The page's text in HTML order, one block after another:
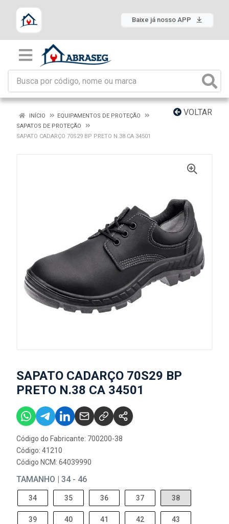
Baixe já nosso APP
VOLTAR
INÍCIO
EQUIPAMENTOS DE PROTEÇÃO
SAPATOS DE PROTEÇÃO
SAPATO CADARÇO 70S29 BP PRETO N.38 CA 34501
SAPATO CADARÇO 70S29 BP
PRETO N.38 CA 34501
Código do Fabricante: 700200-38
Código: 41210
Código NCM: 64039990
TAMANHO | 34 - 46
34 35 36 37 38
39 40 41 42 43